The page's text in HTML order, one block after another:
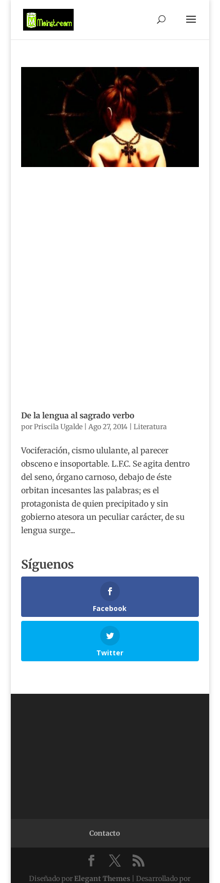
De la lengua al sagrado verbo
porPriscila Ugalde| Ago 27, 2014| Literatura
Vociferación, cismo ululante, al parecer
obsceno e insoportable. L.F.C. Se agita dentro
del seno, órgano carnoso, debajo de éste
orbitan incesantes las palabras; es el
protagonista de quien precipitado y sin
gobierno atesora un peculiar carácter, de su
lengua surge...
Síguenos
Facebook
Twitter
Contacto
Diseñado por Elegant Themes | Desarrollado por